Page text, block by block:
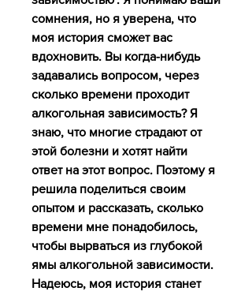
сомнения, но я уверена, что
моя история сможет вас
вдохновить. Вы когда-нибудь
задавались вопросом, через
сколько времени проходит
алкогольная зависимость? Я
знаю, что многие страдают от
этой болезни и хотят найти
ответ на этот вопрос. Поэтому я
решила поделиться своим
опытом и рассказать, сколько
времени мне понадобилось,
чтобы вырваться из глубокой
ямы алкогольной зависимости.
Надеюсь, моя история станет